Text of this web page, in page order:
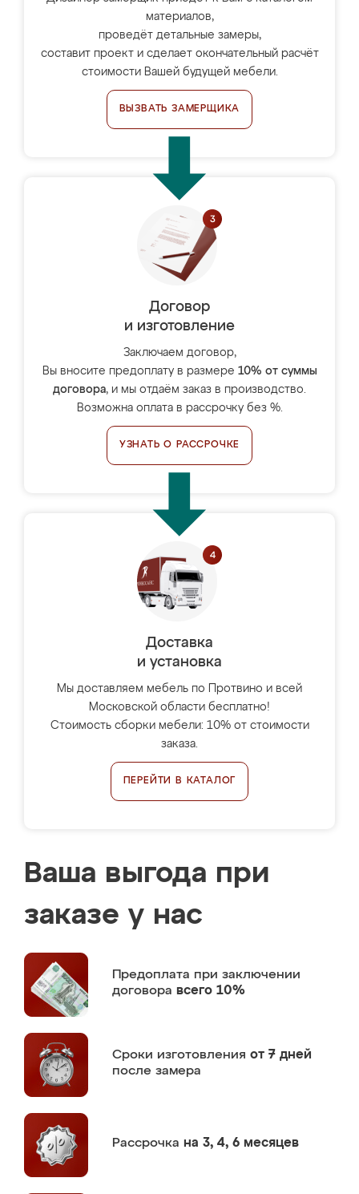
материалов,
проведёт детальные замеры,
составит проект и сделает окончательный расчёт
стоимости Вашей будущей мебели.
ВЫЗВАТЬ ЗАМЕРЩИКА
Договор
и изготовление
Заключаем договор,
Вы вносите предоплату в размере 10% от суммы
договора, и мы отдаём заказ в производство.
Возможна оплата в рассрочку без %.
УЗНАТЬ О РАССРОЧКЕ
Доставка
и установка
Мы доставляем мебель по Протвино и всей
Московской области бесплатно!
Стоимость сборки мебели: 10% от стоимости
заказа.
ПЕРЕЙТИ В КАТАЛОГ
Ваша выгода при
заказе у нас
Предоплата при заключении
договора всего 10%
Сроки изготовления от 7 дней
после замера
Рассрочка на 3, 4, 6 месяцев